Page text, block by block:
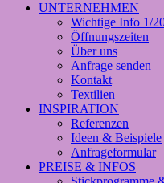
UNTERNEHMEN
Wichtige Info 1/
Öffnungszeiten
Über uns
Anfrage senden
Kontakt
Textilien
INSPIRATION
Referenzen
Ideen & Beispiele
Anfrageformular
PREISE & INFOS